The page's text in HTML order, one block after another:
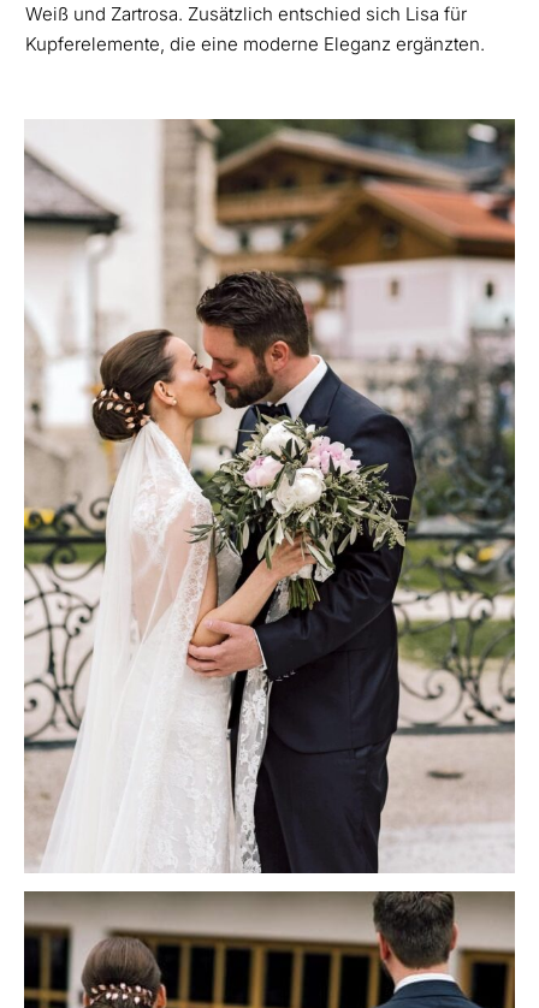
Weiß und Zartrosa. Zusätzlich entschied sich Lisa für
Kupferelemente, die eine moderne Eleganz ergänzten.